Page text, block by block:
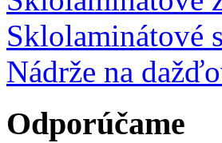
Sklolaminátové
Nádrže na
Odporúčame